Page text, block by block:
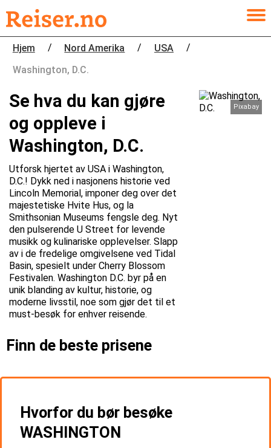
Hjem / Nord Amerika / USA
/
Washington, D.C.
Se hva du kan gjøre
og oppleve i
Washington, D.C.
Utforsk hjertet av USA i Washington,
D.C.! Dykk ned i nasjonens historie ved
Lincoln Memorial, imponer deg over det
majestetiske Hvite Hus, og la
Smithsonian Museums fengsle deg. Nyt
den pulserende U Street for levende
musikk og kulinariske opplevelser. Slapp
av i de fredelige omgivelsene ved Tidal
Basin, spesielt under Cherry Blossom
Festivalen. Washington D.C. byr på en
unik blanding av kultur, historie, og
moderne livsstil, noe som gjør det til et
must-besøk for enhver reisende.
Pixabay
Finn de beste prisene
Hvorfor du bør besøke
WASHINGTON